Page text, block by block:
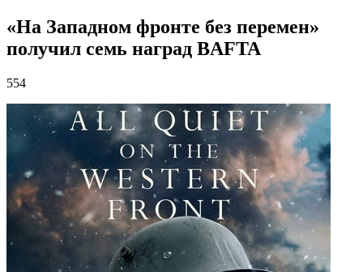
«На Западном фронте без перемен»
получил семь наград BAFTA
554